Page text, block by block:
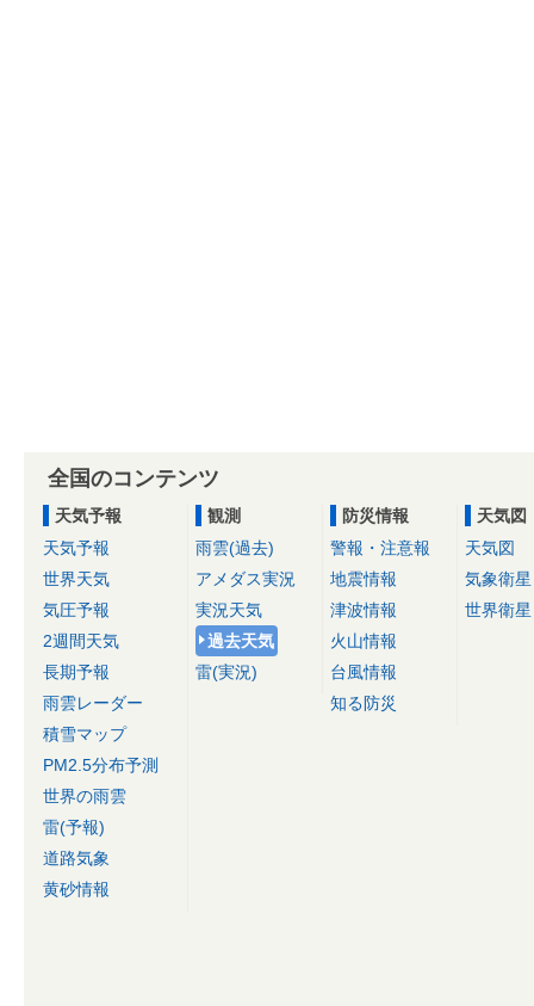
全国のコンテンツ
天気予報
天気予報
世界天気
気圧予報
2週間天気
長期予報
雨雲レーダー
積雪マップ
PM2.5分布予測
世界の雨雲
雷(予報)
道路気象
黄砂情報
観測
雨雲(過去)
アメダス実況
実況天気
過去天気
雷(実況)
防災情報
警報・注意報
地震情報
津波情報
火山情報
台風情報
知る防災
天気図
天気図
気象衛星
世界衛星